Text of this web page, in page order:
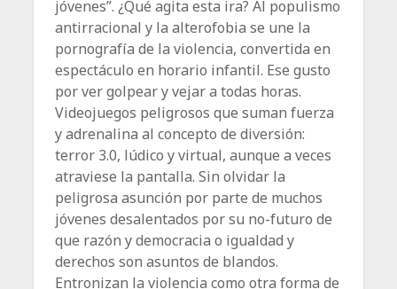
jóvenes”. ¿Qué agita esta ira? Al populismo
antirracional y la alterofobia se une la
pornografía de la violencia, convertida en
espectáculo en horario infantil. Ese gusto
por ver golpear y vejar a todas horas.
Videojuegos peligrosos que suman fuerza
y adrenalina al concepto de diversión:
terror 3.0, lúdico y virtual, aunque a veces
atraviese la pantalla. Sin olvidar la
peligrosa asunción por parte de muchos
jóvenes desalentados por su no-futuro de
que razón y democracia o igualdad y
derechos son asuntos de blandos.
Entronizan la violencia como otra forma de